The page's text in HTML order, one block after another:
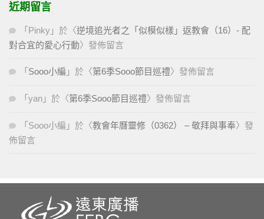
近期留言
「 Pinky 」於〈逆境追光者之「似模似樣」返教會（16）- 配
對合宜的愛心行動〉發佈留言
「 Sooo小編 」於〈第6季Sooo節目巡禮〉發佈留言
「 yan 」於〈第6季Sooo節目巡禮〉發佈留言
「 Sooo小編 」於〈教會年曆靈修（0362） – 敬拜與事奉〉發
佈留言